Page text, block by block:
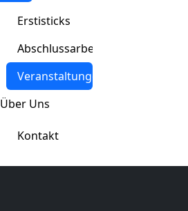
Erstisticks
Abschlussarbeit
Veranstaltungen
Über Uns
Kontakt